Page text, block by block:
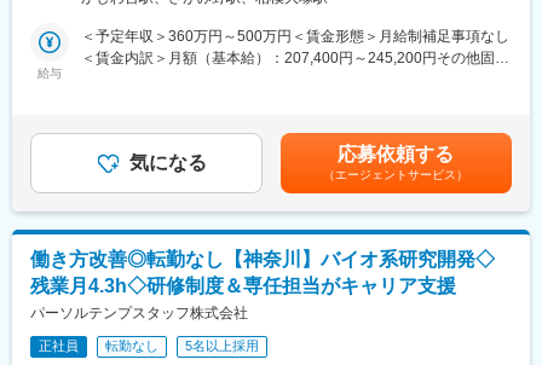
工場を構え、ラーメンの命である麺・スープ・チャーシューをす
べて自社で研究・開発・製造してきました。今後は海外展開にも
積極的に注力していく方針で、本気で「国内1000店舗・海外1000
店舗」を目指します。
■詳細：
ラーメン店を運営する当社の自社工場にて、品質管理業務全般を
・検体の微生物検査
・製品の外観検査
・品質基準に基づくチェックおよび記録作成
・業務理解および品質確認のため、製造ライン業務への従事（補
給与
＜予定年収＞360万円～500万円＜賃金形態＞月給制補足事項なし
＜賃金内訳＞月額（基本給）：207,400円～245,200円その他固定
昇給有無＞有＜残業手当＞有＜給与補足＞※給与詳細は、経験・能
力を考慮の上、決定■昇給：年1回（1月）■賞与：年2回（6月・12
月）※過去実績2.6ヶ月分賃金はあくまでも目安の金額であり、選
考を通じて上下する可能性があります。月給(月額)は固定手当を含
めた表記です。
気になる 応募依頼する
（エージェントサービス）
働き方改善◎転勤なし【神奈川】バイオ系研究開発◇
残業月4.3h◇研修制度＆専任担当がキャリア支援
パーソルテンプスタッフ株式会社
正社員 転勤なし 5名以上採用